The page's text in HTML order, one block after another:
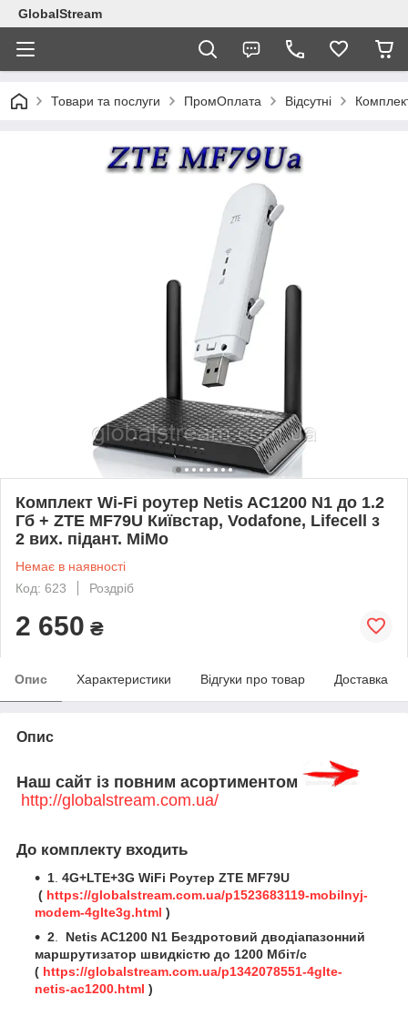
GlobalStream
Товари та послуги ПромОплата Відсутні
Комплект Wi-Fi роутер Netis AC1200 N1 до 1.2
Гб + ZTE MF79U Київстар, Vodafone, Lifecell з
2 вих. підант. MiMo
Немає в наявності
Код: 623
Роздріб
2 650 ₴
Опис Характеристики Відгуки про товар Доставка
Опис
Наш сайт із повним асортиментом
http://globalstream.com.ua/
До комплекту входить
1 4G+LTE+3G WiFi Роутер ZTE MF79U
( https://globalstream.com.ua/p1523683119-mobilnyj-
modem-4glte3g.html )
2
Netis AC1200 N1 Бездротовий дводіапазонний
маршрутизатор швидкістю до 1200 Мбіт/с
( https://globalstream.com.ua/p1342078551-4glte-
netis-ac1200.html )